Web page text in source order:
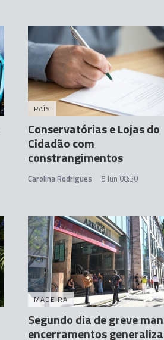
PAÍS
Conservatórias e Lojas do
Cidadão com
constrangimentos
Carolina Rodrigues 5 Jun 08:30
MADEIRA
Segundo dia de greve
encerramentos